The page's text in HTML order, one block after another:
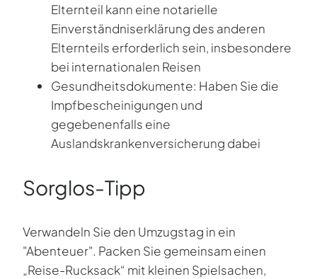
Elternteil kann eine notarielle
Einverständniserklärung des anderen
Elternteils erforderlich sein, insbesondere
bei internationalen Reisen
Gesundheitsdokumente: Haben Sie die
Impfbescheinigungen und
gegebenenfalls eine
Auslandskrankenversicherung dabei
Sorglos-Tipp
Verwandeln Sie den Umzugstag in ein
"Abenteuer". Packen Sie gemeinsam einen
„Reise-Rucksack“ mit kleinen Spielsachen,